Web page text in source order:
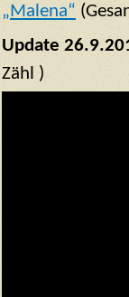
„Malena“
Update
Zähl )